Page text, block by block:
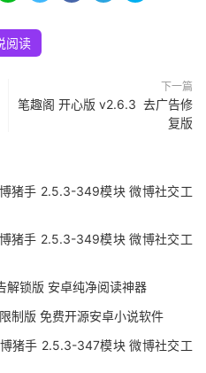
阅读
下一篇
笔趣阁 开心版 v2.6.3 去广告修
复版
猪手 2.5.3-349模块 微博社交工
猪手 2.5.3-349模块 微博社交工
解锁版 安卓纯净阅读神器
制版 免费开源安卓小说软件
猪手 2.5.3-347模块 微博社交工